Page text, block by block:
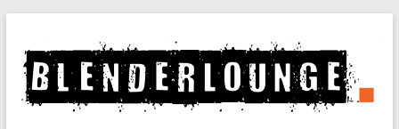
contenu